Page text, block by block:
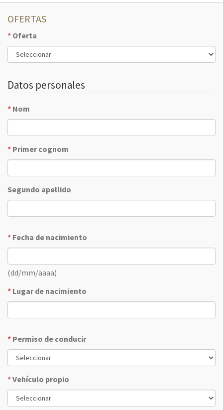
OFERTAS
* Oferta
Datos personales
* Nom
* Primer cognom
Segundo apellido
* Fecha de nacimiento
(dd/mm/aaaa)
* Lugar de nacimiento
* Permiso de conducir
*Vehículo propio